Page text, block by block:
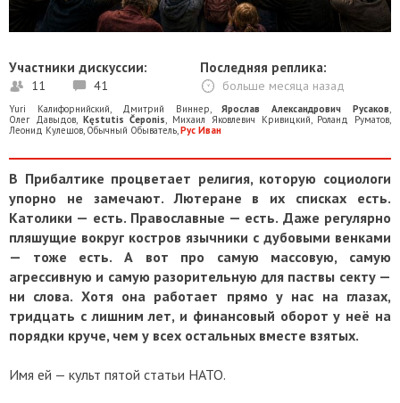
Участники дискуссии:
11 41
Последняя реплика:
больше месяца назад
Yuri Калифорнийский Дмитрий Виннер ,Ярослав Александрович Русаков
Олег Давыдов, Kęstutis Čeponis Михаил Яковлевич Кривицкий Роланд Руматов
Леонид Кулешов Обычный Обыватель Рус Иван
В Прибалтике процветает религия, которую социологи
упорно не замечают. Лютеране в их списках есть.
Католики — есть. Православные — есть. Даже регулярно
пляшущие вокруг костров язычники с дубовыми венками
— тоже есть. А вот про самую массовую, самую
агрессивную и самую разорительную для паствы секту —
ни слова. Хотя она работает прямо у нас на глазах,
тридцать с лишним лет, и финансовый оборот у неё на
порядки круче, чем у всех остальных вместе взятых.
Имя ей — культ пятой статьи НАТО.